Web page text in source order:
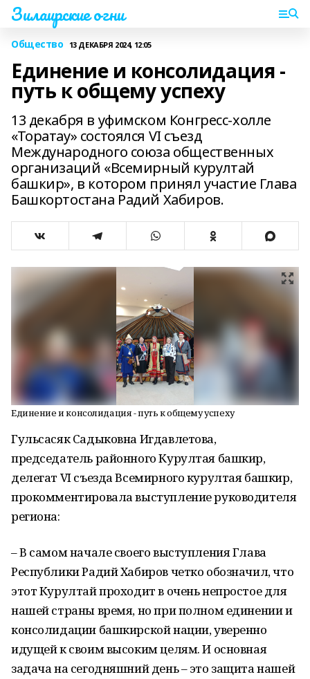
Зилаирские огни
Общество 13 ДЕКАБРЯ 2024, 12:05
Единение и консолидация -
путь к общему успеху
13 декабря в уфимском Конгресс-холле
«Торатау» состоялся VI съезд
Международного союза общественных
организаций «Всемирный курултай
башкир», в котором принял участие Глава
Башкортостана Радий Хабиров.
Единение и консолидация - путь к общему успеху
Гульсасяк Садыковна Игдавлетова,
председатель районного Курултая башкир,
делегат VI съезда Всемирного курултая башкир,
прокомментировала выступление руководителя
региона:
– В самом начале своего выступления Глава
Республики Радий Хабиров четко обозначил, что
этот Курултай проходит в очень непростое для
нашей страны время, но при полном единении и
консолидации башкирской нации, уверенно
идущей к своим высоким целям. И основная
задача на сегодняшний день – это защита нашей